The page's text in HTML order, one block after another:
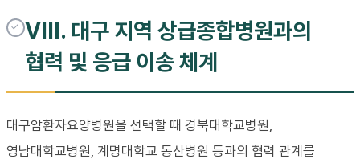
VIII. 대구 지역 상급종합병원과의
협력 및 응급 이송 체계
대구암환자요양병원을 선택할 때 경북대학교병원,
영남대학교병원, 계명대학교 동산병원 등과의 협력 관계를